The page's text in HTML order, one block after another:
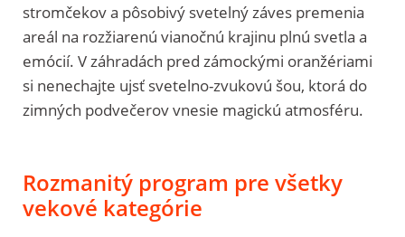
stromčekov a pôsobivý svetelný záves premenia
areál na rozžiarenú vianočnú krajinu plnú svetla a
emócií. V záhradách pred zámockými oranžériami
si nenechajte ujsť svetelno-zvukovú šou, ktorá do
zimných podvečerov vnesie magickú atmosféru.
Rozmanitý program pre všetky
vekové kategórie